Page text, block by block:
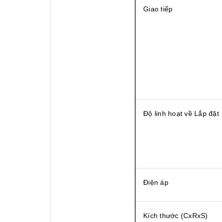
Giao tiếp
Độ linh hoạt về Lắp đặt
Điện áp
Kích thước (CxRxS)